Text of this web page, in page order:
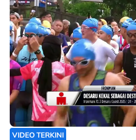
VIDEO TERKINI